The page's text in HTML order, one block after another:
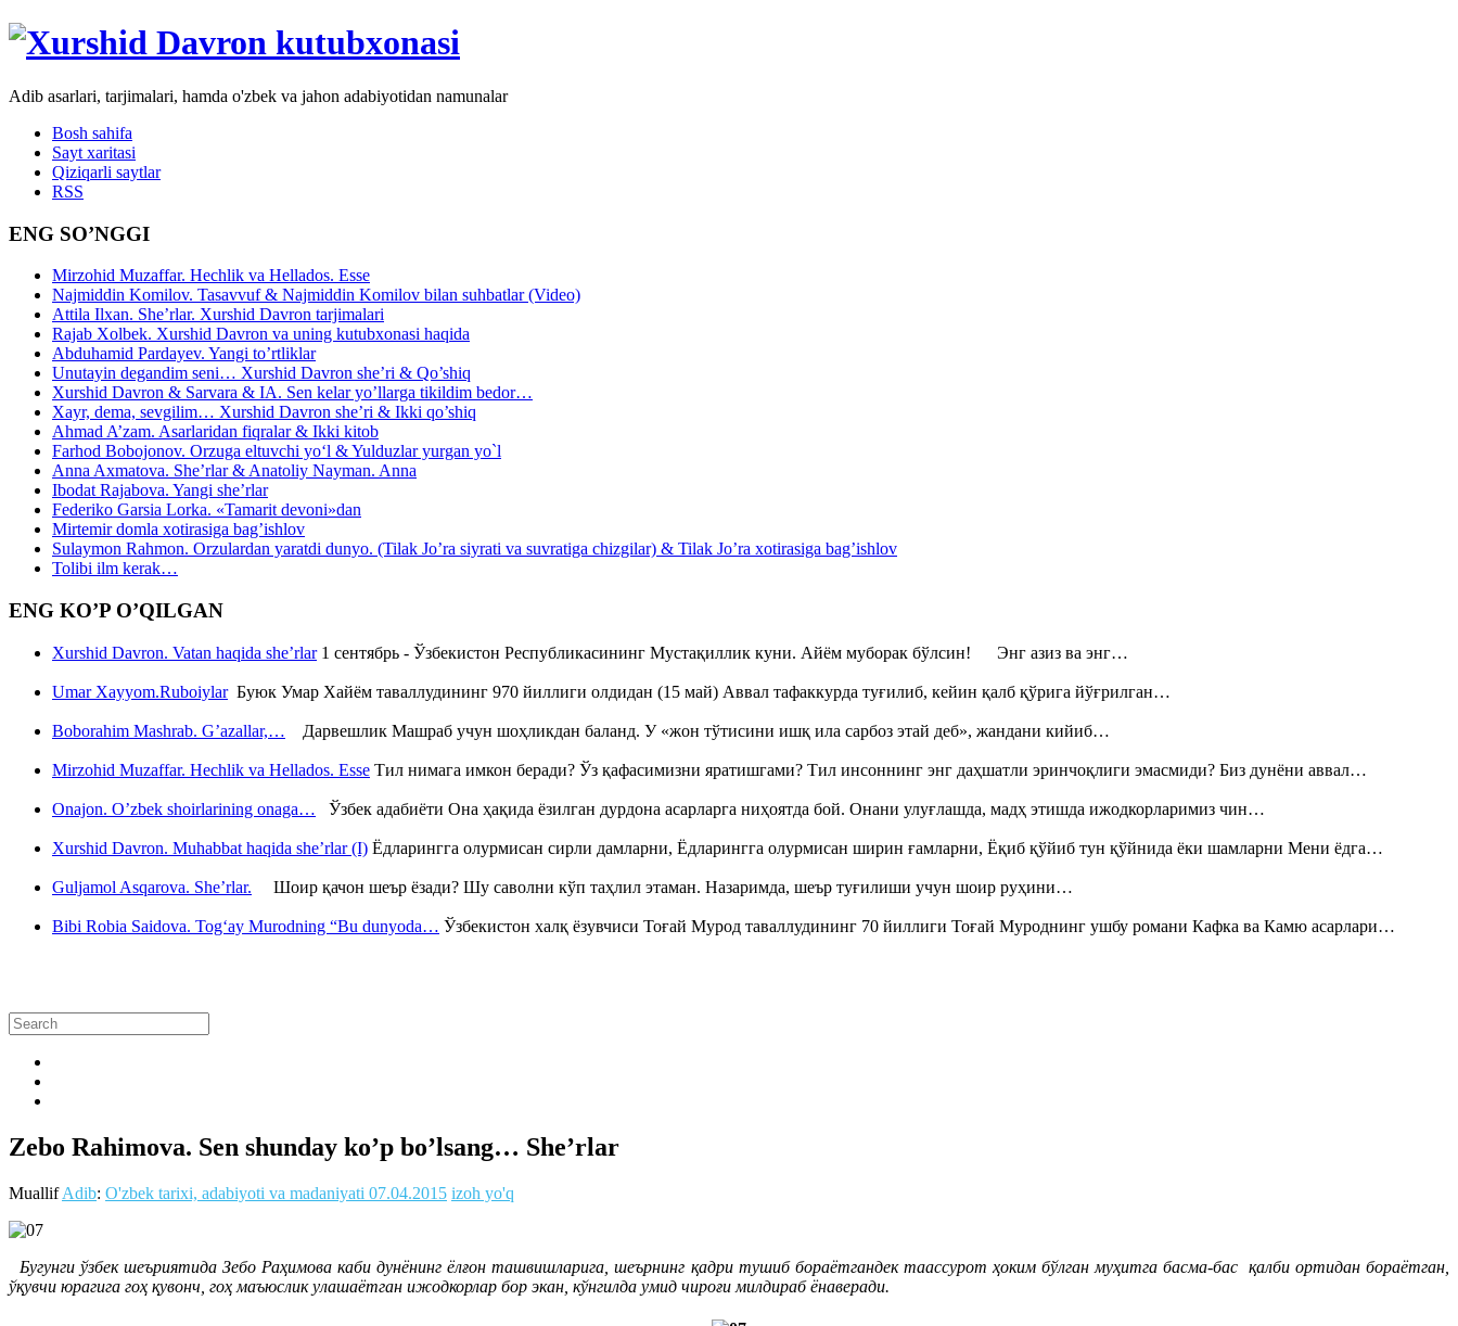
Adib asarlari, tarjimalari, hamda o'zbek va jahon adabiyotidan namunalar
Bosh sahifa
Sayt xaritasi
Qiziqarli saytlar
RSS
ENG SO’NGGI
Mirzohid Muzaffar. Hechlik va Hellados. Esse
Najmiddin Komilov. Tasavvuf & Najmiddin Komilov bilan suhbatlar (Video)
Attila Ilxan. She’rlar. Xurshid Davron tarjimalari
Rajab Xolbek. Xurshid Davron va uning kutubxonasi haqida
Abduhamid Pardayev. Yangi to’rtliklar
Unutayin degandim seni… Xurshid Davron she’ri & Qo’shiq
Xurshid Davron & Sarvara & IA. Sen kelar yo’llarga tikildim bedor…
Xayr, dema, sevgilim… Xurshid Davron she’ri & Ikki qo’shiq
Ahmad A’zam. Asarlaridan fiqralar & Ikki kitob
Farhod Bobojonov. Orzuga eltuvchi yo‘l & Yulduzlar yurgan yo`l
Anna Axmatova. She’rlar & Anatoliy Nayman. Anna
Ibodat Rajabova. Yangi she’rlar
Federiko Garsia Lorka. «Tamarit devoni»dan
Mirtemir domla xotirasiga bag’ishlov
Sulaymon Rahmon. Orzulardan yaratdi dunyo. (Tilak Jo’ra siyrati va suvratiga chizgilar) & Tilak Jo’ra xotirasiga bag’ishlov
Tolibi ilm kerak…
ENG KO’P O’QILGAN
Xurshid Davron. Vatan haqida she’rlar1 сентябрь - Ўзбекистон Республикасининг Мустақиллик куни. Айём муборак бўлсин! Энг азиз ва энг…
Umar Xayyom.RuboiylarБуюк Умар Хайём таваллудининг 970 йиллиги олдидан (15 май) Аввал тафаккурда туғилиб, кейин қалб қўрига йўғрилган…
Boborahim Mashrab. G’azallar,… Дарвешлик Машраб учун шоҳликдан баланд. У «жон тўтисини ишқ ила сарбоз этай деб», жандани кийиб…
Mirzohid Muzaffar. Hechlik va Hellados. Esse Тил нимага имкон беради? Ўз қафасимизни яратишгами? Тил инсоннинг энг даҳшатли эринчоқлиги эмасмиди? Биз дунёни аввал…
Onajon. O’zbek shoirlarining onaga… Ўзбек адабиёти Она ҳақида ёзилган дурдона асарларга ниҳоятда бой. Онани улуғлашда, мадҳ этишда ижодкорларимиз чин…
Xurshid Davron. Muhabbat haqida she’rlar (I) Ёдларингга олурмисан сирли дамларни, Ёдларингга олурмисан ширин ғамларни, Ёқиб қўйиб тун қўйнида ёки шамларни Мени ёдга…
Guljamol Asqarova. She’rlar. Шоир қачон шеър ёзади? Шу саволни кўп таҳлил этаман. Назаримда, шеър туғилиши учун шоир руҳини…
Bibi Robia Saidova. Tog‘ay Murodning “Bu dunyoda… Ўзбекистон халқ ёзувчиси Тоғай Мурод таваллудининг 70 йиллиги Тоғай Муроднинг ушбу романи Кафка ва Камю асарлари…
Zebo Rahimova. Sen shunday ko’p bo’lsang… She’rlar
MuallifAdib: O'zbek tarixi, adabiyoti va madaniyati 07.04.2015 izoh yo'q
Бугунги ўзбек шеъриятида Зебо Раҳимова каби дунёнинг ёлғон ташвишларига, шеърнинг қадри тушиб бораётгандек таассурот ҳоким бўлган муҳитга басма-бас қалби ортидан бораётган,
ўқувчи юрагига гоҳ қувонч, гоҳ маъюслик улашаётган ижодкорлар бор экан, кўнгилда умид чироғи милдираб ёнаверади.